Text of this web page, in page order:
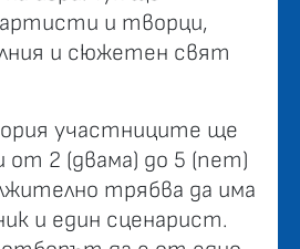
и творци,
и сюжетен свят
участниците ще
2 (двама) до 5 (пет)
трябва да има
и един сценарист.